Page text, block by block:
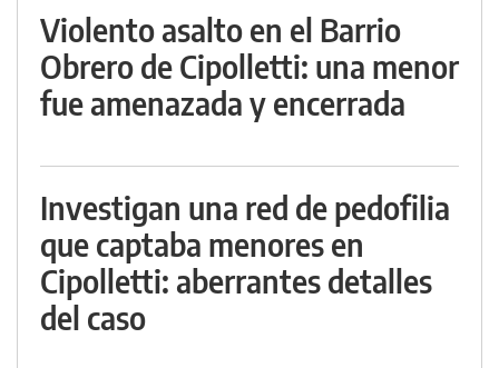
Violento asalto en el Barrio
Obrero de Cipolletti: una menor
fue amenazada y encerrada
Investigan una red de pedofilia
que captaba menores en
Cipolletti: aberrantes detalles
del caso